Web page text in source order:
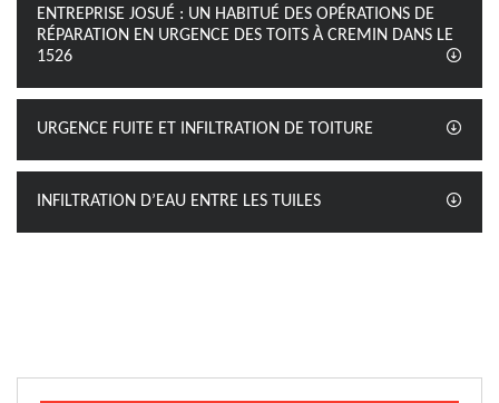
ENTREPRISE JOSUÉ : UN HABITUÉ DES OPÉRATIONS DE
RÉPARATION EN URGENCE DES TOITS À CREMIN DANS LE
1526
URGENCE FUITE ET INFILTRATION DE TOITURE
INFILTRATION D’EAU ENTRE LES TUILES